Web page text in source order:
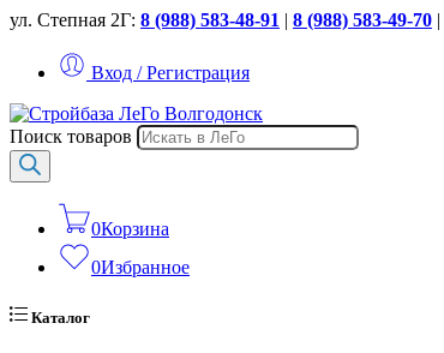
ул. Степная 2Г: 8 (988) 583-48-91 | 8 (988) 583-49-70 |
Вход / Регистрация
Поиск товаров
0Корзина
0Избранное
Каталог